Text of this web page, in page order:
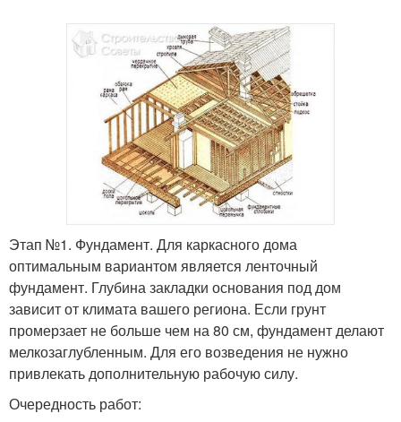
Этап №1. Фундамент. Для каркасного дома
оптимальным вариантом является ленточный
фундамент. Глубина закладки основания под дом
зависит от климата вашего региона. Если грунт
промерзает не больше чем на 80 см, фундамент делают
мелкозаглубленным. Для его возведения не нужно
привлекать дополнительную рабочую силу.
Очередность работ: